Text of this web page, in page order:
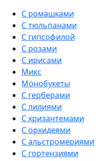
С ромашками
С тюльпанами
С гипсофилой
С розами
С ирисами
Микс
Монобукеты
С герберами
С лилиями
С хризантемами
С орхидеями
С альстромериями
С гортензиями